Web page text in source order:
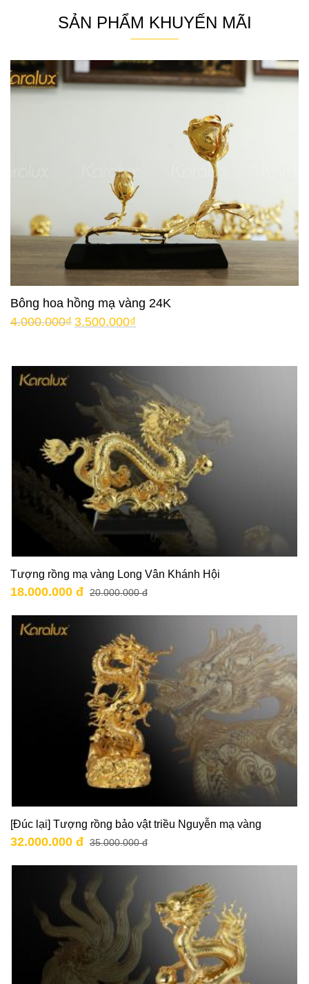
SẢN PHẨM KHUYẾN MÃI
Bông hoa hồng mạ vàng 24K
4.000.000₫ 3.500.000₫
Tượng rồng mạ vàng Long Vân Khánh Hội
18.000.000 đ 20.000.000 đ
[Đúc lại] Tượng rồng bảo vật triều Nguyễn mạ vàng
32.000.000 đ 35.000.000 đ